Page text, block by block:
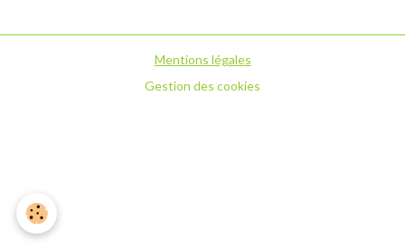
Mentions légales
Gestion des cookies